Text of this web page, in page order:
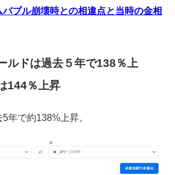
ブル崩壊時との相違点と当時の金相
ルドは過去５年で138％上
144％上昇
年で約138%上昇。